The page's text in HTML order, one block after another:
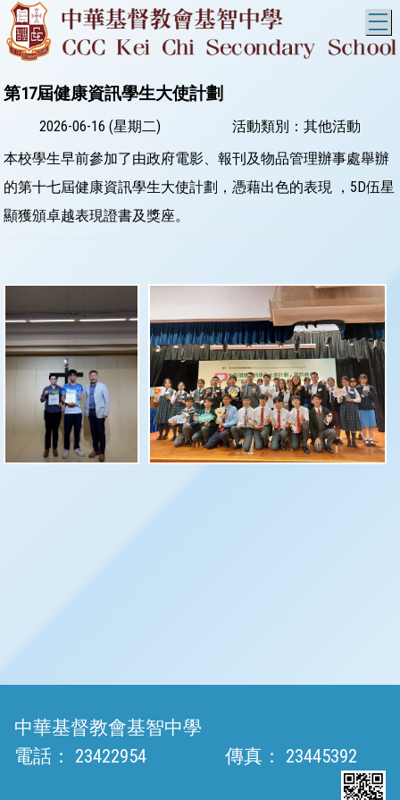
第17屆健康資訊學生大使計劃
2026-06-16 (星期二)
活動類別：其他活動
本校學生早前參加了由政府電影、報刊及物品管理辦事處舉辦
的第十七屆健康資訊學生大使計劃，憑藉出色的表現 ，5D伍星
顯獲頒卓越表現證書及獎座。
中華基督教會基智中學
電話：
23422954 傳真： 23445392